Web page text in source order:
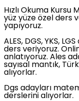
Hızlı Okuma
yüz yüze özel ders
yapıyoruz.
ALES, DGS, YKS,
ders veriyoruz.
anlatıyoruz. Ales
sayısal mantık,
alıyorlar.
Dgs adayları
derslerini alıyorlar.